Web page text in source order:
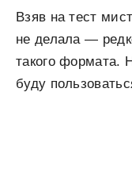
Взяв на тест
не делала —
такого формата.
буду